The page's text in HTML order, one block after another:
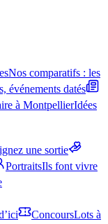
Nos comparatifs : les
événements datés
à MontpellierIdées
une sortie
PortraitsIls font vivre
ConcoursLots à